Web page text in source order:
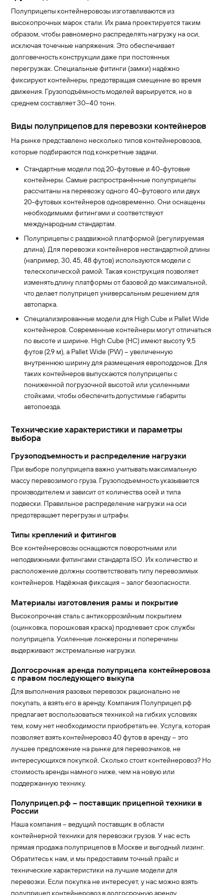
Полуприцепы контейнеровозы изготавливаются из
высокопрочных марок стали. Их рама проектируется таким
образом, чтобы равномерно распределять нагрузку на оси,
исключая точечные напряжения. Это обеспечивает
долговечность конструкции даже при постоянных
перегрузках. Специальные фитинги (замки) надёжно
фиксируют контейнеры, предотвращая смещение во время
движения. Грузоподъёмность моделей варьируется, но в
среднем составляет 30–40 тонн.
Виды полуприцепов для перевозки контейнеров
На рынке представлено несколько типов контейнеровозов,
которые подбираются под конкретные задачи.
Стандартные модели под 20-футовые и 40-футовые
контейнеры. Самые распространённые полуприцепы
рассчитаны на перевозку одного 40-футового или двух
20-футовых контейнеров одновременно. Они оснащены
необходимыми фитингами и соответствуют
международным стандартам.
Полуприцепы с раздвижной платформой (регулируемая
длина). Для перевозки контейнеров нестандартной длины
(например, 30, 45, 48 футов) используются модели с
телескопической рамой. Такая конструкция позволяет
изменять длину платформы от базовой до максимальной,
что делает полуприцеп универсальным решением для
автопарка.
Специализированные модели для High Cube и Pallet Wide
контейнеров. Современные контейнеры могут отличаться
по высоте и ширине. High Cube (HC) имеют высоту 9,5
футов (2,9 м), а Pallet Wide (PW) – увеличенную
внутреннюю ширину для размещения европоддонов. Для
таких контейнеров выпускаются полуприцепы с
пониженной погрузочной высотой или усиленными
стойками, чтобы обеспечить допустимые габариты
автопоезда.
Технические характеристики и параметры
выбора
Грузоподъемность и распределение нагрузки
При выборе полуприцепа важно учитывать максимальную
массу перевозимого груза. Грузоподъемность указывается
производителем и зависит от количества осей и типа
подвески. Правильное распределение нагрузки на оси
предотвращает перегрузы и штрафы.
Типы креплений и фитингов
Все контейнеровозы оснащаются поворотными или
неподвижными фитингами стандарта ISO. Их количество и
расположение должны соответствовать типу перевозимых
контейнеров. Надёжная фиксация – залог безопасности.
Материалы изготовления рамы и покрытие
Высокопрочная сталь с антикоррозийным покрытием
(оцинковка, порошковая краска) продлевает срок службы
полуприцепа. Усиленные лонжероны и поперечины
выдерживают экстремальные нагрузки.
Долгосрочная аренда полуприцепа контейнеровоза
с правом последующего выкупа
Для выполнения разовых перевозок рационально не
покупать, а взять его в аренду. Компания Полуприцеп.рф
предлагает воспользоваться техникой на гибких условиях
тем, кому нет необходимости приобретать ее. Услуга, которая
позволяет взять контейнеровоз 40 футов в аренду – это
лучшее предложение на рынке для перевозчиков, не
интересующихся покупкой. Сколько стоит контейнеровоз? Но
стоимость аренды намного ниже, чем на новую или
поддержанную технику.
Полуприцеп.рф – поставщик прицепной техники в
России
Наша компания – ведущий поставщик в области
контейнерной техники для перевозки грузов. У нас есть
прямая продажа полуприцепов в Москве и выгодный лизинг.
Обратитесь к нам, и мы предоставим точный прайс и
технические характеристики на лучшие модели для
перевозки. Если покупка не интересует, у нас можно взять
полуприцеп контейнеровоз в долгосрочную аренду.